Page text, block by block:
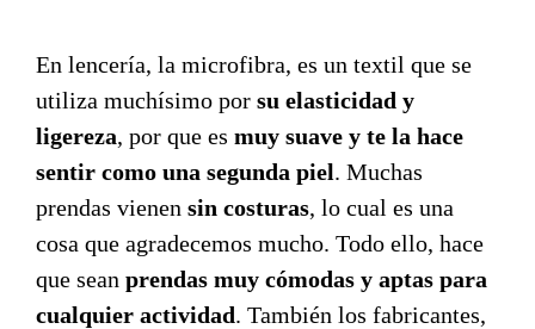
En lencería, la microfibra, es un textil que se
utiliza muchísimo por su elasticidad y
ligereza, por que es muy suave y te la hace
sentir como una segunda piel. Muchas
prendas vienen sin costuras, lo cual es una
cosa que agradecemos mucho. Todo ello, hace
que sean prendas muy cómodas y aptas para
cualquier actividad. También los fabricantes,